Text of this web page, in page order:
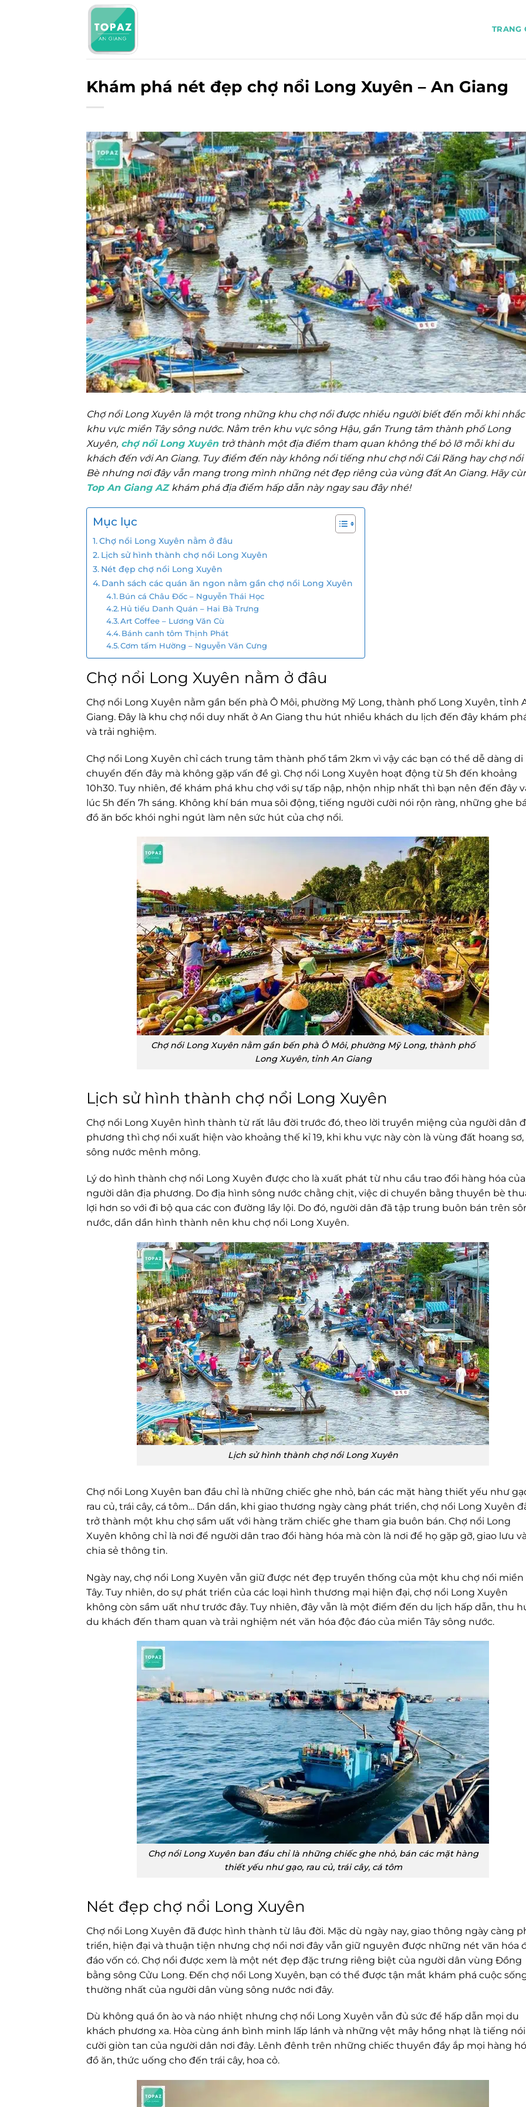
TRANG
Khám phá nét đẹp chợ nổi Long Xuyên – An Giang
Chợ nổi Long Xuyên là một trong những khu chợ nổi được nhiều người biết đến mỗi khi
khu vực miền Tây sông nước. Nằm trên khu vực sông Hậu, gần Trung tâm thành phố Long
Xuyên, chợ nổi Long Xuyên trở thành một địa điểm tham quan không thể bỏ lỡ mỗi khi du
khách đến với An Giang. Tuy điểm đến này không nổi tiếng như chợ nổi Cái Răng hay chợ nổi
Bè nhưng nơi đây vẫn mang trong mình những nét đẹp riêng của vùng đất An Giang. Hãy
Top An Giang AZ khám phá địa điểm hấp dẫn này ngay sau đây nhé!
Mục lục
Chợ nổi Long Xuyên nằm ở đâu
Lịch sử hình thành chợ nổi Long Xuyên
Nét đẹp chợ nổi Long Xuyên
Danh sách các quán ăn ngon nằm gần chợ nổi Long Xuyên
Bún cá Châu Đốc – Nguyễn Thái Học
Hủ tiếu Danh Quán – Hai Bà Trưng
Art Coffee – Lương Văn Cù
Bánh canh tôm Thịnh Phát
Cơm tấm Hường – Nguyễn Văn Cưng
Chợ nổi Long Xuyên nằm ở đâu
Chợ nổi Long Xuyên nằm gần bến phà Ô Môi, phường Mỹ Long, thành phố Long Xuyên, tỉnh
Giang. Đây là khu chợ nổi duy nhất ở An Giang thu hút nhiều khách du lịch đến đây khám
và trải nghiệm.
Chợ nổi Long Xuyên chỉ cách trung tâm thành phố tầm 2km vì vậy các bạn có thể dễ dàng di
chuyển đến đây mà không gặp vấn đề gì. Chợ nổi Long Xuyên hoạt động từ 5h đến khoảng
10h30. Tuy nhiên, để khám phá khu chợ với sự tấp nập, nhộn nhịp nhất thì bạn nên đến đây
lúc 5h đến 7h sáng. Không khí bán mua sôi động, tiếng người cười nói rộn ràng, những ghe
đồ ăn bốc khói nghi ngút làm nên sức hút của chợ nổi.
Chợ nổi Long Xuyên nằm gần bến phà Ô Môi, phường Mỹ Long, thành phố
Long Xuyên, tỉnh An Giang
Lịch sử hình thành chợ nổi Long Xuyên
Chợ nổi Long Xuyên hình thành từ rất lâu đời trước đó, theo lời truyền miệng của người dân
phương thì chợ nổi xuất hiện vào khoảng thế kỉ 19, khi khu vực này còn là vùng đất hoang sơ,
sông nước mênh mông.
Lý do hình thành chợ nổi Long Xuyên được cho là xuất phát từ nhu cầu trao đổi hàng hóa của
người dân địa phương. Do địa hình sông nước chằng chịt, việc di chuyển bằng thuyền bè
lợi hơn so với đi bộ qua các con đường lầy lội. Do đó, người dân đã tập trung buôn bán trên
nước, dần dần hình thành nên khu chợ nổi Long Xuyên.
Lịch sử hình thành chợ nổi Long Xuyên
Chợ nổi Long Xuyên ban đầu chỉ là những chiếc ghe nhỏ, bán các mặt hàng thiết yếu như
rau củ, trái cây, cá tôm… Dần dần, khi giao thương ngày càng phát triển, chợ nổi Long Xuyên
trở thành một khu chợ sầm uất với hàng trăm chiếc ghe tham gia buôn bán. Chợ nổi Long
Xuyên không chỉ là nơi để người dân trao đổi hàng hóa mà còn là nơi để họ gặp gỡ, giao lưu
chia sẻ thông tin.
Ngày nay, chợ nổi Long Xuyên vẫn giữ được nét đẹp truyền thống của một khu chợ nổi miền
Tây. Tuy nhiên, do sự phát triển của các loại hình thương mại hiện đại, chợ nổi Long Xuyên
không còn sầm uất như trước đây. Tuy nhiên, đây vẫn là một điểm đến du lịch hấp dẫn, thu
du khách đến tham quan và trải nghiệm nét văn hóa độc đáo của miền Tây sông nước.
Chợ nổi Long Xuyên ban đầu chỉ là những chiếc ghe nhỏ, bán các mặt hàng
thiết yếu như gạo, rau củ, trái cây, cá tôm
Nét đẹp chợ nổi Long Xuyên
Chợ nổi Long Xuyên đã được hình thành từ lâu đời. Mặc dù ngày nay, giao thông ngày càng
triển, hiện đại và thuận tiện nhưng chợ nổi nơi đây vẫn giữ nguyên được những nét văn hóa
đáo vốn có. Chợ nổi được xem là một nét đẹp đặc trưng riêng biệt của người dân vùng Đồng
bằng sông Cửu Long. Đến chợ nổi Long Xuyên, bạn có thể được tận mắt khám phá cuộc
thường nhất của người dân vùng sông nước nơi đây.
Dù không quá ồn ào và náo nhiệt nhưng chợ nổi Long Xuyên vẫn đủ sức để hấp dẫn mọi du
khách phương xa. Hòa cùng ánh bình minh lấp lánh và những vệt mây hồng nhạt là tiếng nói
cười giòn tan của người dân nơi đây. Lênh đênh trên những chiếc thuyền đầy ắp mọi hàng
đồ ăn, thức uống cho đến trái cây, hoa cỏ.